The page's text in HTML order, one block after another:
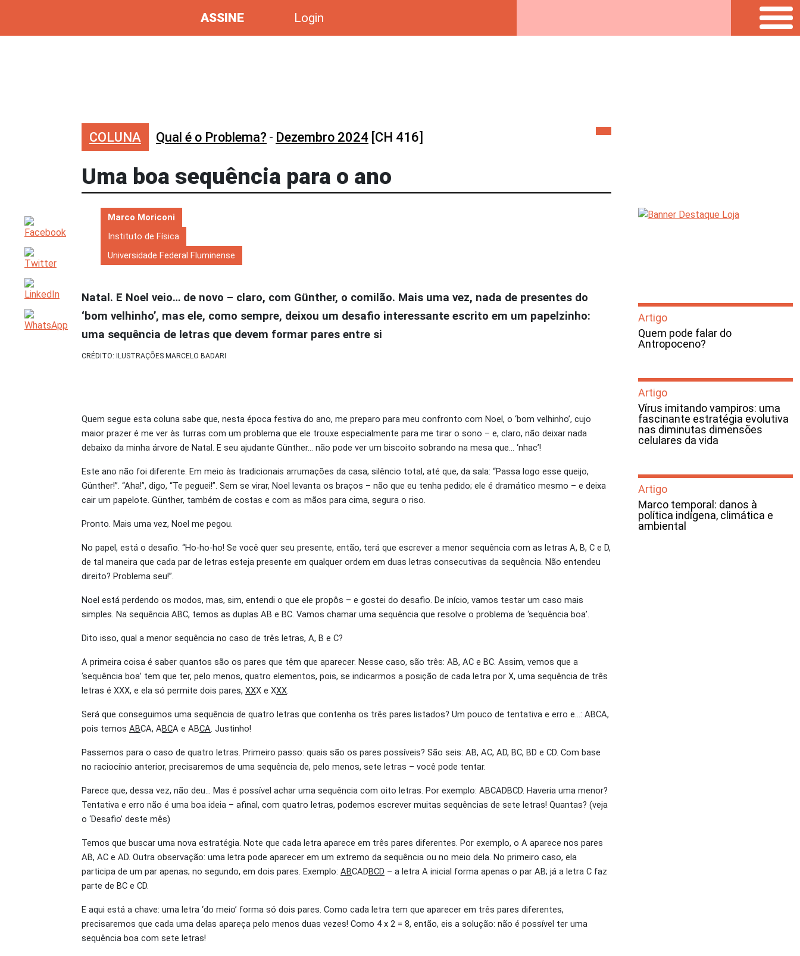
ASSINE Login
COLUNA Qual é o Problema? - Dezembro 2024 [CH 416]
Uma boa sequência para o ano
Marco Moriconi
Instituto de Física
Universidade Federal Fluminense
Natal. E Noel veio… de novo – claro, com Günther, o comilão. Mais uma vez, nada de presentes do
‘bom velhinho’, mas ele, como sempre, deixou um desafio interessante escrito em um papelzinho:
uma sequência de letras que devem formar pares entre si
CRÉDITO: ILUSTRAÇÕES MARCELO BADARI
Quem segue esta coluna sabe que, nesta época festiva do ano, me preparo para meu confronto com Noel, o ‘bom velhinho’, cujo
maior prazer é me ver às turras com um problema que ele trouxe especialmente para me tirar o sono – e, claro, não deixar nada
debaixo da minha árvore de Natal. E seu ajudante Günther… não pode ver um biscoito sobrando na mesa que… ‘nhac’!
Este ano não foi diferente. Em meio às tradicionais arrumações da casa, silêncio total, até que, da sala: “Passa logo esse queijo,
Günther!”. “Aha!”, digo, “Te peguei!”. Sem se virar, Noel levanta os braços – não que eu tenha pedido; ele é dramático mesmo – e deixa
cair um papelote. Günther, também de costas e com as mãos para cima, segura o riso.
Pronto. Mais uma vez, Noel me pegou.
No papel, está o desafio. “Ho-ho-ho! Se você quer seu presente, então, terá que escrever a menor sequência com as letras A, B, C e D,
de tal maneira que cada par de letras esteja presente em qualquer ordem em duas letras consecutivas da sequência. Não entendeu
direito? Problema seu!”.
Noel está perdendo os modos, mas, sim, entendi o que ele propôs – e gostei do desafio. De início, vamos testar um caso mais
simples. Na sequência ABC, temos as duplas AB e BC. Vamos chamar uma sequência que resolve o problema de ‘sequência boa’.
Dito isso, qual a menor sequência no caso de três letras, A, B e C?
A primeira coisa é saber quantos são os pares que têm que aparecer. Nesse caso, são três: AB, AC e BC. Assim, vemos que a
‘sequência boa’ tem que ter, pelo menos, quatro elementos, pois, se indicarmos a posição de cada letra por X, uma sequência de três
letras é XXX, e ela só permite dois pares, XXX e XXX.
Será que conseguimos uma sequência de quatro letras que contenha os três pares listados? Um pouco de tentativa e erro e…: ABCA,
pois temos ABCA, ABCA e ABCA. Justinho!
Passemos para o caso de quatro letras. Primeiro passo: quais são os pares possíveis? São seis: AB, AC, AD, BC, BD e CD. Com base
no raciocínio anterior, precisaremos de uma sequência de, pelo menos, sete letras – você pode tentar.
Parece que, dessa vez, não deu… Mas é possível achar uma sequência com oito letras. Por exemplo: ABCADBCD. Haveria uma menor?
Tentativa e erro não é uma boa ideia – afinal, com quatro letras, podemos escrever muitas sequências de sete letras! Quantas? (veja
o ‘Desafio’ deste mês)
Temos que buscar uma nova estratégia. Note que cada letra aparece em três pares diferentes. Por exemplo, o A aparece nos pares
AB, AC e AD. Outra observação: uma letra pode aparecer em um extremo da sequência ou no meio dela. No primeiro caso, ela
participa de um par apenas; no segundo, em dois pares. Exemplo: ABCADBCD – a letra A inicial forma apenas o par AB; já a letra C faz
parte de BC e CD.
E aqui está a chave: uma letra ‘do meio’ forma só dois pares. Como cada letra tem que aparecer em três pares diferentes,
precisaremos que cada uma delas apareça pelo menos duas vezes! Como 4 x 2 = 8, então, eis a solução: não é possível ter uma
sequência boa com sete letras!
Artigo
Quem pode falar do
Antropoceno?
Artigo
Vírus imitando vampiros: uma
fascinante estratégia evolutiva
nas diminutas dimensões
celulares da vida
Artigo
Marco temporal: danos à
política indígena, climática e
ambiental